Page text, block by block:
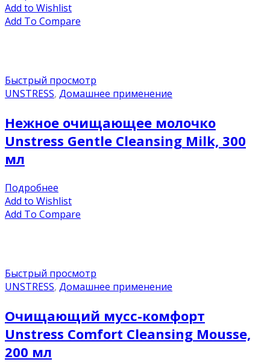
Add to Wishlist
Add To Compare
Быстрый просмотр
UNSTRESS, Домашнее применение
Нежное очищающее молочко
Unstress Gentle Cleansing Milk, 300
мл
Подробнее
Add to Wishlist
Add To Compare
Быстрый просмотр
UNSTRESS, Домашнее применение
Очищающий мусс-комфорт
Unstress Comfort Cleansing Mousse,
200 мл